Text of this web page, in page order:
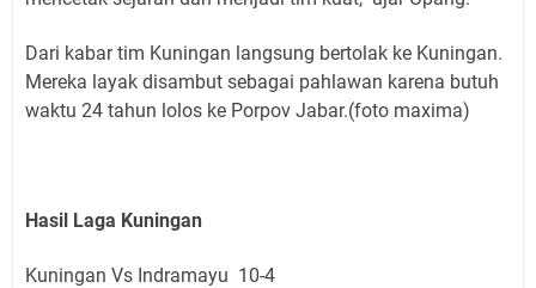
Dari kabar tim Kuningan langsung bertolak ke Kuningan.
Mereka layak disambut sebagai pahlawan karena butuh
waktu 24 tahun lolos ke Porpov Jabar.(foto maxima)
Hasil Laga Kuningan
Kuningan Vs Indramayu 10-4